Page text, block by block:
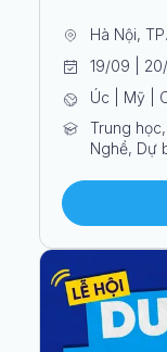
Hà Nội,
19/09 |
Úc | Mỹ |
Trung
Nghề, Dự